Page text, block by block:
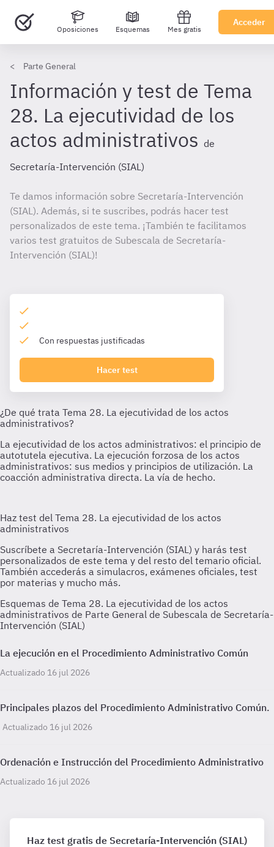
Oposiciones Esquemas Mes gratis
Acceder
Parte General
Información y test de Tema
28. La ejecutividad de los
actos administrativos de
Secretaría-Intervención (SIAL)
Te damos información sobre Secretaría-Intervención
(SIAL). Además, si te suscribes, podrás hacer test
personalizados de este tema. ¡También te facilitamos
varios test gratuitos de Subescala de Secretaría-
Intervención (SIAL)!
Con respuestas justificadas
Hacer test
Esquemas de Tema 28. La ejecutividad de los actos
administrativos de Parte General de Subescala de Secretaría-
Intervención (SIAL)
La ejecución en el Procedimiento Administrativo Común
Actualizado 16 jul 2026
Principales plazos del Procedimiento Administrativo Común.
Actualizado 16 jul 2026
Ordenación e Instrucción del Procedimiento Administrativo
Actualizado 16 jul 2026
Haz test gratis de Secretaría-Intervención (SIAL)